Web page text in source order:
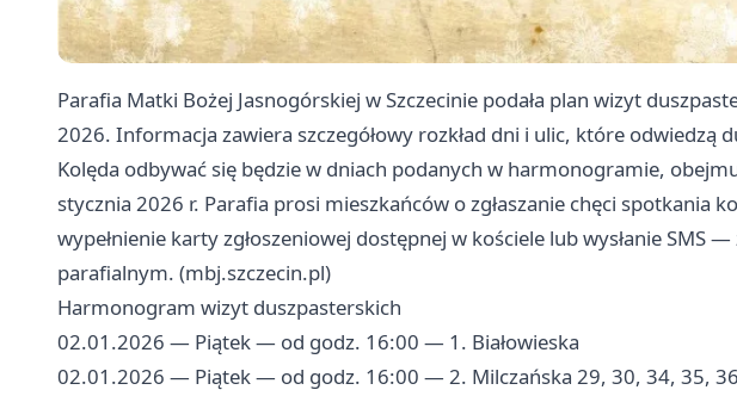
Parafia Matki Bożej Jasnogórskiej w Szczecinie podała plan wizyt
2026. Informacja zawiera szczegółowy rozkład dni i ulic, które odwiedzą
Kolęda odbywać się będzie w dniach podanych w harmonogramie,
stycznia 2026 r. Parafia prosi mieszkańców o zgłaszanie chęci spotkania
wypełnienie karty zgłoszeniowej dostępnej w kościele lub wysłanie SMS
parafialnym. (mbj.szczecin.pl)
Harmonogram wizyt duszpasterskich
02.01.2026 — Piątek — od godz. 16:00 — 1. Białowieska
02.01.2026 — Piątek — od godz. 16:00 — 2. Milczańska 29, 30, 34, 35,